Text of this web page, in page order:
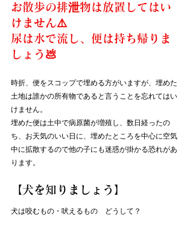
お散歩の排泄物は放置してはい
けません⚠️
尿は水で流し、便は持ち帰りま
しょう💩
時折、便をスコップで埋める方がいますが、埋めた
土地は誰かの所有物であると言うことを忘れてはい
けません。
埋めた便は土中で病原菌が増殖し、数日経ったの
ち、お天気のいい日に、埋めたところを中心に空気
中に拡散するので他の子にも迷惑が掛かる恐れがあ
ります。
【犬を知りましょう】
犬は咬むもの・吠えるもの　どうして？